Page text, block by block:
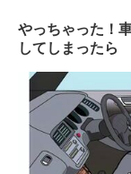
やっちゃった！
してしまったら